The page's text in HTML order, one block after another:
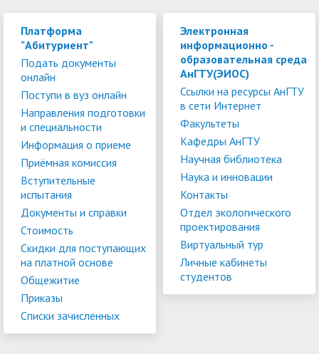
Платформа
"Абитуриент"
Подать документы
онлайн
Поступи в вуз онлайн
Направления подготовки
и специальности
Информация о приеме
Приёмная комиссия
Вступительные
испытания
Документы и справки
Стоимость
Скидки для поступающих
на платной основе
Общежитие
Приказы
Списки зачисленных
Электронная
информационно -
образовательная среда
АнГТУ(ЭИОС)
Ссылки на ресурсы АнГТУ
в сети Интернет
Факультеты
Кафедры АнГТУ
Научная библиотека
Наука и инновации
Контакты
Отдел экологического
проектирования
Виртуальный тур
Личные кабинеты
студентов